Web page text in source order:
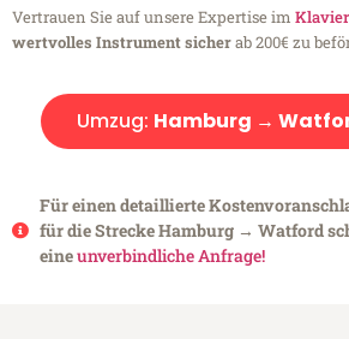
Vertrauen Sie auf unsere Expertise im
wertvolles Instrument sicherab 200€ zu
Umzug: Hamburg →
Für einen detaillierte
für die Strecke Hamburg → Watford
eineunverbindliche Anfrage!